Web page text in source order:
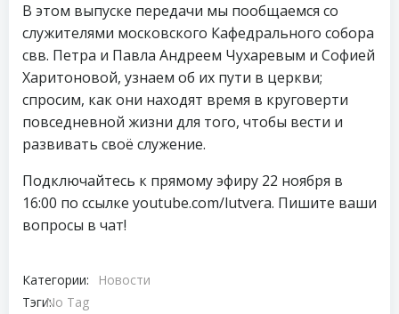
В этом выпуске передачи мы пообщаемся со
служителями московского Кафедрального собора
свв. Петра и Павла Андреем Чухаревым и Софией
Харитоновой, узнаем об их пути в церкви;
спросим, как они находят время в круговерти
повседневной жизни для того, чтобы вести и
развивать своё служение.
Подключайтесь к прямому эфиру 22 ноября в
16:00 по ссылке youtube.com/lutvera. Пишите ваши
вопросы в чат!
Категории:
Новости
Тэги:No Tag